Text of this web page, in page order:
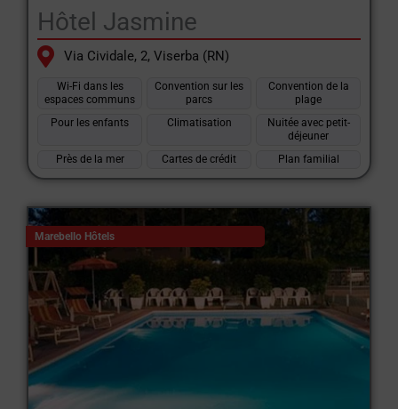
Hôtel Jasmine
Via Cividale, 2, Viserba (RN)
Wi-Fi dans les
espaces communs
Convention sur les
parcs
Convention de la
plage
Pour les enfants
Climatisation
Nuitée avec petit-
déjeuner
Près de la mer
Cartes de crédit Plan familial
Marebello Hôtels